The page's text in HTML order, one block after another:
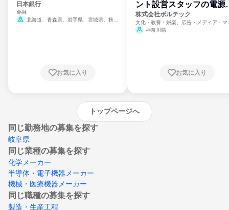
日本銀行
金融
北海道、青森県、岩手県、宮城県、秋田
崎県、熊本県、大分県、宮崎県、鹿児島県、
お気に入り
ント設営スタッフの電源
門
株式会社ボルテック
文化・教養・娯楽、広告・メディア・マ
ミ、電力・ガス・水道・エネルギー
神奈川県
お気に入り
トップページへ
同じ勤務地の募集を探す
岐阜県
同じ業種の募集を探す
化学メーカー
半導体・電子機器メーカー
機械・医療機器メーカー
同じ職種の募集を探す
製造・生産工程